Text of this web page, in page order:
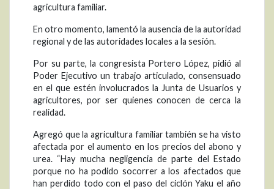
agricultura familiar.
En otro momento, lamentó la ausencia de la autoridad
regional y de las autoridades locales a la sesión.
Por su parte, la congresista Portero López, pidió al
Poder Ejecutivo un trabajo articulado, consensuado
en el que estén involucrados la Junta de Usuarios y
agricultores, por ser quienes conocen de cerca la
realidad.
Agregó que la agricultura familiar también se ha visto
afectada por el aumento en los precios del abono y
urea. “Hay mucha negligencia de parte del Estado
porque no ha podido socorrer a los afectados que
han perdido todo con el paso del ciclón Yaku el año